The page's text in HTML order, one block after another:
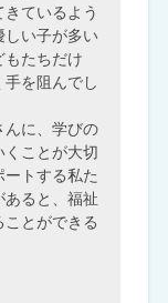
ているよう
しい子が多い
もたちだけ
を阻んでし
んに、学びの
くことが大切
トする私た
あると、福祉
とができる